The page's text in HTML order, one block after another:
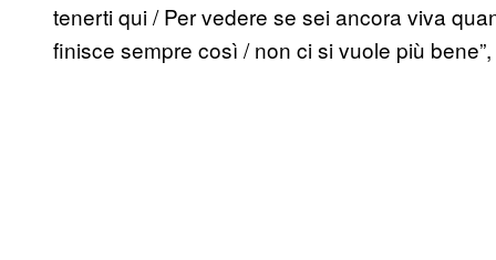
tenerti qui / Per vedere se sei ancora viva
finisce sempre così / non ci si vuole più